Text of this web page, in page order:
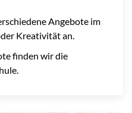
Angebote im
Kreativität an.
finden wir die